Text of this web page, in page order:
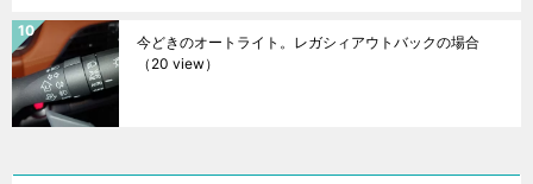
今どきのオートライト。レガシィアウトバックの場合
（20 view）